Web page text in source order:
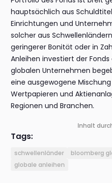
hauptsächlich aus
Einrichtungen und
solcher aus
geringerer Bonität oder in
Anleihen investiert der
globalen Unternehmen
eine ausgewogene
Wertpapieren und
Regionen und Branchen.
Inhalt
Tags:
schwellenländer
bloomberg
globale anleihen